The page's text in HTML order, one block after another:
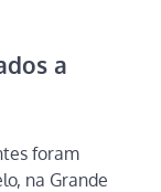
a
foram
na Grande